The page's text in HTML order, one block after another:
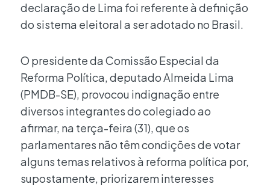
declaração de Lima foi referente à definição
do sistema eleitoral a ser adotado no Brasil.
O presidente da Comissão Especial da
Reforma Política, deputado Almeida Lima
(PMDB-SE), provocou indignação entre
diversos integrantes do colegiado ao
afirmar, na terça-feira (31), que os
parlamentares não têm condições de votar
alguns temas relativos à reforma política por,
supostamente, priorizarem interesses